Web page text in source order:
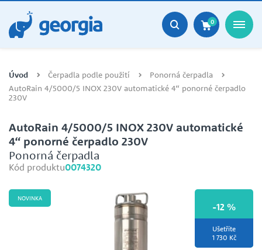
0
Úvod Čerpadla podle použití
Ponorná čerpadla
AutoRain 4/5000/5 INOX 230V automatické 4“ ponorné čerpadlo
230V
AutoRain 4/5000/5 INOX 230V automatické
4“ ponorné čerpadlo 230V
Ponorná čerpadla
Kód produktu0074320
-12 %
Ušetříte
1 730 Kč
NOVINKA